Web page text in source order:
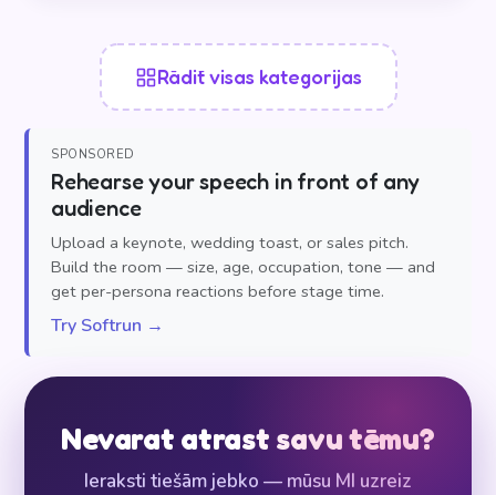
Rādīt visas kategorijas
SPONSORED
Rehearse your speech in front of any
audience
Upload a keynote, wedding toast, or sales pitch.
Build the room — size, age, occupation, tone — and
get per-persona reactions before stage time.
Try Softrun →
Nevarat atrast savu tēmu?
Ieraksti tiešām jebko — mūsu MI uzreiz